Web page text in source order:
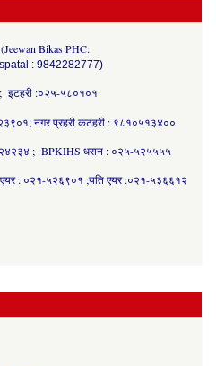
(Jeewan Bikas PHC:
: 9842282777)
इटहरी :०२५-५८०१०१
नगर प्रहरी कटहरी : ९८१०५१३४००
; BPKIHS धरान : ०२५-५२५५५५
: ०२१-५२६९०१ ;यति एयर :०२१-५३६६१२